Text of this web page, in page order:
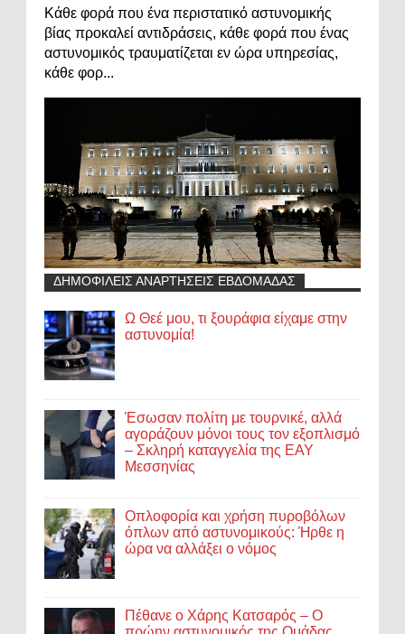
Κάθε φορά που ένα περιστατικό αστυνομικής
βίας προκαλεί αντιδράσεις, κάθε φορά που ένας
αστυνομικός τραυματίζεται εν ώρα υπηρεσίας,
κάθε φορ...
ΔΗΜΟΦΙΛΕΙΣ ΑΝΑΡΤΗΣΕΙΣ ΕΒΔΟΜΑΔΑΣ
Ω Θεέ μου, τι ξουράφια είχαμε στην
αστυνομία!
Έσωσαν πολίτη με τουρνικέ, αλλά
αγοράζουν μόνοι τους τον εξοπλισμό
– Σκληρή καταγγελία της ΕΑΥ
Μεσσηνίας
Οπλοφορία και χρήση πυροβόλων
όπλων από αστυνομικούς: Ήρθε η
ώρα να αλλάξει ο νόμος
Πέθανε ο Χάρης Κατσαρός – Ο